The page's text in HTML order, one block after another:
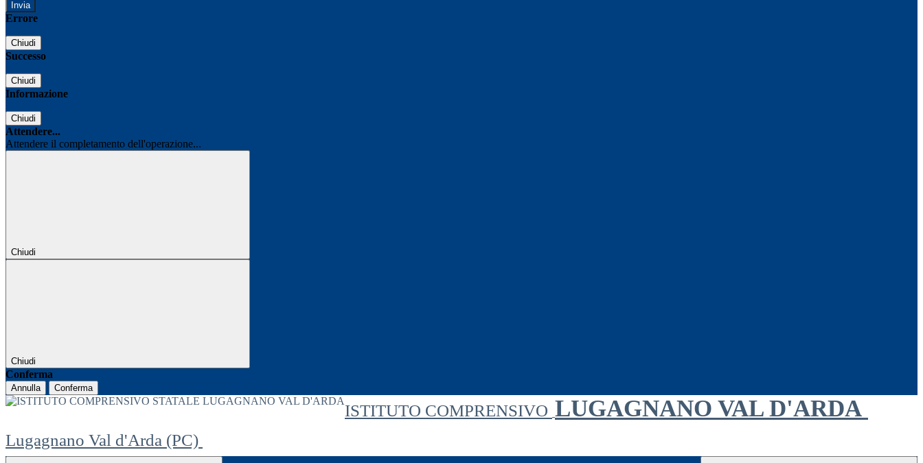
Errore
Chiudi
Successo
Chiudi
Informazione
Chiudi
Attendere...
Attendere il completamento dell'operazione...
Chiudi
Chiudi
Conferma
Annulla Conferma
ISTITUTO COMPRENSIVO LUGAGNANO VAL D'ARDA
Lugagnano Val d'Arda (PC)